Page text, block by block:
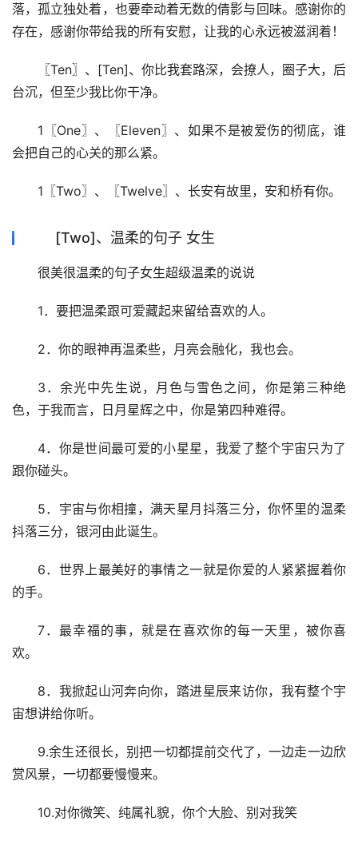
落，孤立独处着，也要牵动着无数的倩影与回味。感谢你的
存在，感谢你带给我的所有安慰，让我的心永远被滋润着！
〖Ten〗、[Ten]、你比我套路深，会撩人，圈子大，后
台沉，但至少我比你干净。
1〖One〗、〖Eleven〗、如果不是被爱伤的彻底，谁
会把自己的心关的那么紧。
1〖Two〗、〖Twelve〗、长安有故里，安和桥有你。
[Two]、温柔的句子 女生
很美很温柔的句子女生超级温柔的说说
1．要把温柔跟可爱藏起来留给喜欢的人。
2．你的眼神再温柔些，月亮会融化，我也会。
3．余光中先生说，月色与雪色之间，你是第三种绝
色，于我而言，日月星辉之中，你是第四种难得。
4．你是世间最可爱的小星星，我爱了整个宇宙只为了
跟你碰头。
5．宇宙与你相撞，满天星月抖落三分，你怀里的温柔
抖落三分，银河由此诞生。
6．世界上最美好的事情之一就是你爱的人紧紧握着你
的手。
7．最幸福的事，就是在喜欢你的每一天里，被你喜
欢。
8．我掀起山河奔向你，踏进星辰来访你，我有整个宇
宙想讲给你听。
9.余生还很长，别把一切都提前交代了，一边走一边欣
赏风景，一切都要慢慢来。
10.对你微笑、纯属礼貌，你个大脸、别对我笑